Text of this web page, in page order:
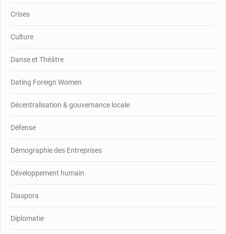
Crises
Culture
Danse et Théâtre
Dating Foreign Women
Décentralisation & gouvernance locale
Défense
Démographie des Entreprises
Développement humain
Diaspora
Diplomatie